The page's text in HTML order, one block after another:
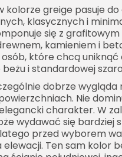
kolorze greige pasuje
klasycznych i
się z
kamieniem i
które chcą uniknąć
i standardowej
dobrze wygląda
Nie
charakter. W
wydawać się bardziej
przed wyborem
Ten sam kolor